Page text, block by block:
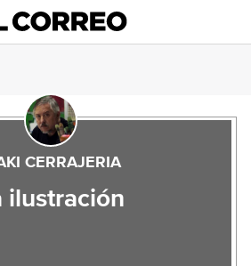
CERRAJERIA
ilustración